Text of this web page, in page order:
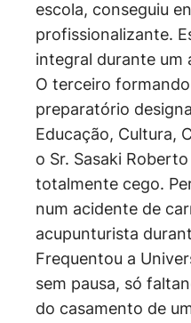
escola, conseguiu
profissionalizante.
integral durante um
O terceiro
preparatório
Educação, Cultura,
o Sr. Sasaki
totalmente cego.
num acidente de
acupunturista
Frequentou a
sem pausa, só
do casamento de